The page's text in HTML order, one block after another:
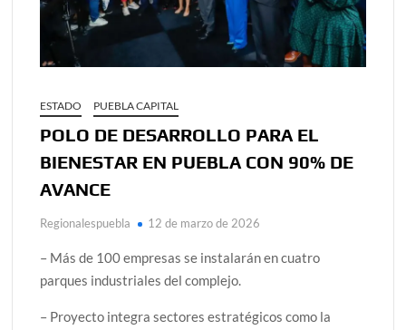
ESTADO PUEBLA CAPITAL
POLO DE DESARROLLO PARA EL
BIENESTAR EN PUEBLA CON 90% DE
AVANCE
Regionalespuebla 12 de marzo de 2026
– Más de 100 empresas se instalarán en cuatro
parques industriales del complejo.
– Proyecto integra sectores estratégicos como la